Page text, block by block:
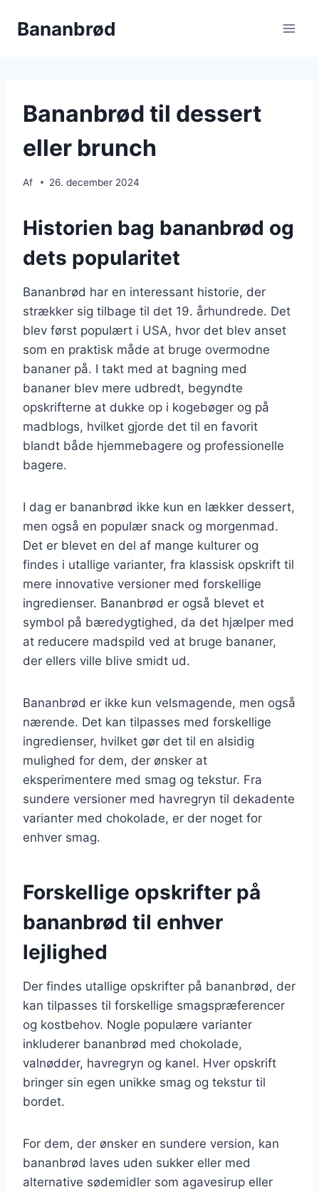
Bananbrød
Bananbrød til dessert
eller brunch
Af 26. december 2024
Historien bag bananbrød og
dets popularitet
Bananbrød har en interessant historie, der
strækker sig tilbage til det 19. århundrede. Det
blev først populært i USA, hvor det blev anset
som en praktisk måde at bruge overmodne
bananer på. I takt med at bagning med
bananer blev mere udbredt, begyndte
opskrifterne at dukke op i kogebøger og på
madblogs, hvilket gjorde det til en favorit
blandt både hjemmebagere og professionelle
bagere.
I dag er bananbrød ikke kun en lækker dessert,
men også en populær snack og morgenmad.
Det er blevet en del af mange kulturer og
findes i utallige varianter, fra klassisk opskrift til
mere innovative versioner med forskellige
ingredienser. Bananbrød er også blevet et
symbol på bæredygtighed, da det hjælper med
at reducere madspild ved at bruge bananer,
der ellers ville blive smidt ud.
Bananbrød er ikke kun velsmagende, men også
nærende. Det kan tilpasses med forskellige
ingredienser, hvilket gør det til en alsidig
mulighed for dem, der ønsker at
eksperimentere med smag og tekstur. Fra
sundere versioner med havregryn til dekadente
varianter med chokolade, er der noget for
enhver smag.
Forskellige opskrifter på
bananbrød til enhver
lejlighed
Der findes utallige opskrifter på bananbrød, der
kan tilpasses til forskellige smagspræferencer
og kostbehov. Nogle populære varianter
inkluderer bananbrød med chokolade,
valnødder, havregryn og kanel. Hver opskrift
bringer sin egen unikke smag og tekstur til
bordet.
For dem, der ønsker en sundere version, kan
bananbrød laves uden sukker eller med
alternative sødemidler som agavesirup eller